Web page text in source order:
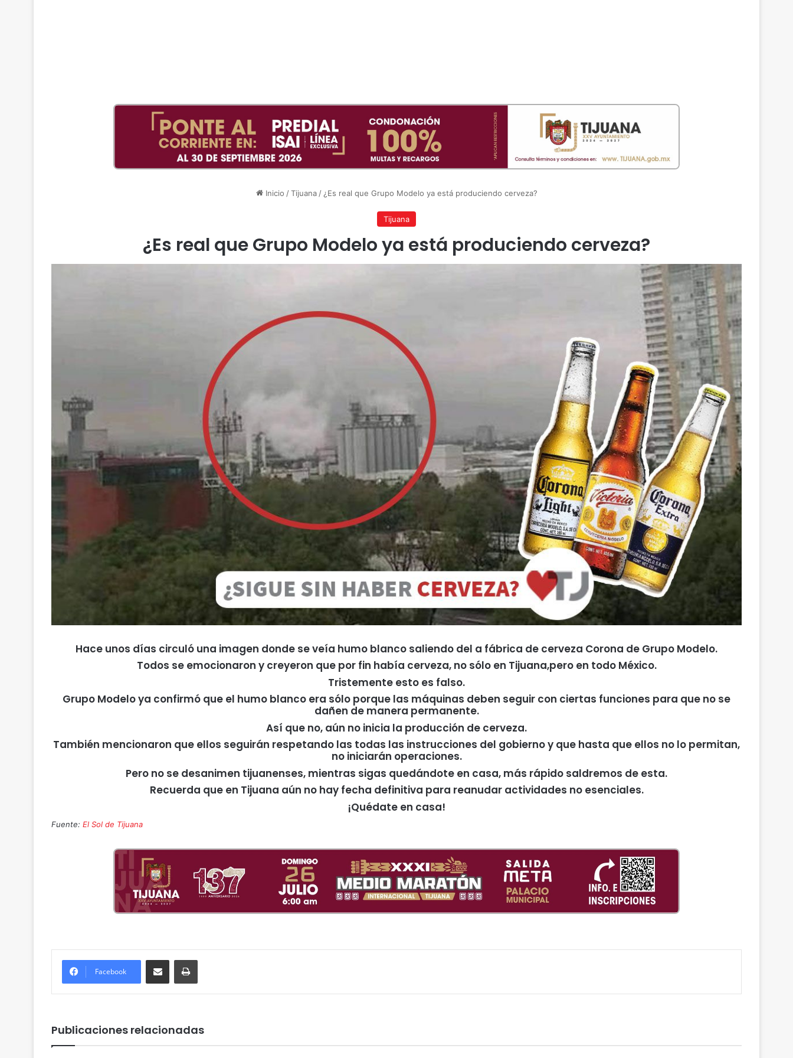
Inicio / Tijuana / ¿Es real que Grupo Modelo ya está produciendo cerveza?
Tijuana
¿Es real que Grupo Modelo ya está produciendo cerveza?
Hace unos días circuló una imagen donde se veía humo blanco saliendo del a fábrica de cerveza Corona de Grupo Modelo.
Todos se emocionaron y creyeron que por fin había cerveza, no sólo en Tijuana,pero en todo México.
Tristemente esto es falso.
Grupo Modelo ya confirmó que el humo blanco era sólo porque las máquinas deben seguir con ciertas funciones para que no se
dañen de manera permanente.
Así que no, aún no inicia la producción de cerveza.
También mencionaron que ellos seguirán respetando las todas las instrucciones del gobierno y que hasta que ellos no lo permitan,
no iniciarán operaciones.
Pero no se desanimen tijuanenses, mientras sigas quedándote en casa, más rápido saldremos de esta.
Recuerda que en Tijuana aún no hay fecha definitiva para reanudar actividades no esenciales.
¡Quédate en casa!
Fuente: El Sol de Tijuana
Facebook
Compartir por correo electrónicoImprimir
Publicaciones relacionadas